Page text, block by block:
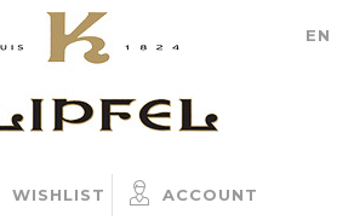
EN
WISHLIST ACCOUNT